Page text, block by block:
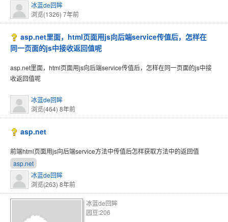
冰蓝de回眸
浏览(1326) 7年前
asp.net里面，html页面用js向后端service传值后，怎样在
同一页面的js中接收返回值呢
asp.net里面，html页面用js向后端service传值后，怎样在同一页面的js中接
收返回值呢
冰蓝de回眸
浏览(464) 8年前
asp.net
前端html页面用js向后端service方法中传值后怎样获取方法中的返回值
asp.net
冰蓝de回眸
浏览(263) 8年前
冰蓝de回眸
园豆:206